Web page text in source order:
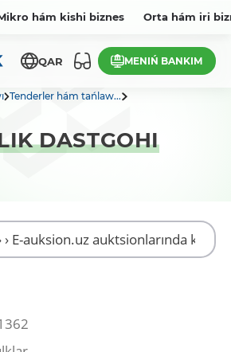
hám kishi biznes Orta hám iri
QAR MENIŃ BANKIM
Tenderler hám tańlaw...
DASTGOHI